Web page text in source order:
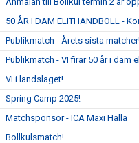
50 ÅR I DAM ELITHANDBOLL -
Publikmatch - Årets sista
Publikmatch - VI firar 50 år i dam
VI i landslaget!
Spring Camp 2025!
Matchsponsor - ICA Maxi Hälla
Bollkulsmatch!